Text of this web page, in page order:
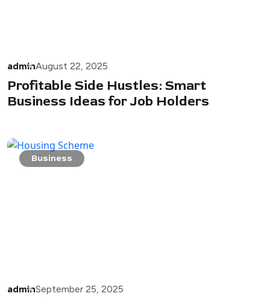
adminAugust 22, 2025
Profitable Side Hustles: Smart
Business Ideas for Job Holders
Business
adminSeptember 25, 2025